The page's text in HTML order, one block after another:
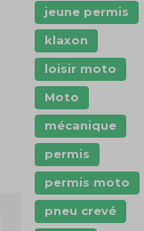
jeune permis
klaxon
loisir moto
Moto
mécanique
permis
permis moto
pneu crevé